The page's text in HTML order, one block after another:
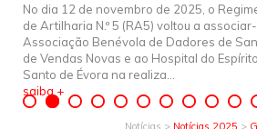
No dia 12 de novembro de 2025, o
de Artilharia N.º 5 (RA5) voltou a
Associação Benévola de Dadores de
de Vendas Novas e ao Hospital do Espírito
Santo de Évora na realiza...
saiba +
Notícias > Notícias 2025 >